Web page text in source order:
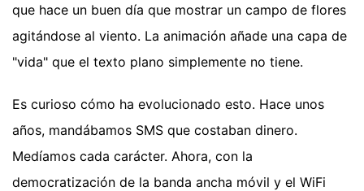
que hace un buen día que mostrar un campo de flores
agitándose al viento. La animación añade una capa de
"vida" que el texto plano simplemente no tiene.
Es curioso cómo ha evolucionado esto. Hace unos
años, mandábamos SMS que costaban dinero.
Medíamos cada carácter. Ahora, con la
democratización de la banda ancha móvil y el WiFi